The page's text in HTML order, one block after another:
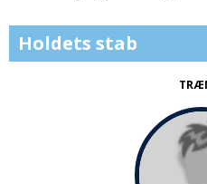
Holdets stab